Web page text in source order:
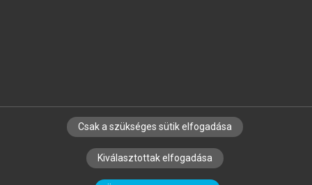
SZERZŐKNEK CÉGEKNEK KÖNYVTÁROSOKNAK
SZERKESZTÉSI ÉS LEKTORÁLÁSI ALAPELVEK
Csak a szükséges sütik elfogadása
Kiválasztottak elfogadása